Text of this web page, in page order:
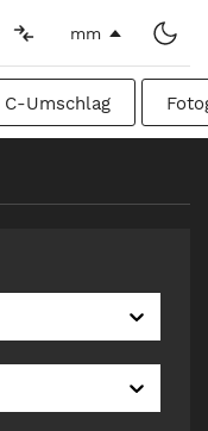
mm
C-Umschlag